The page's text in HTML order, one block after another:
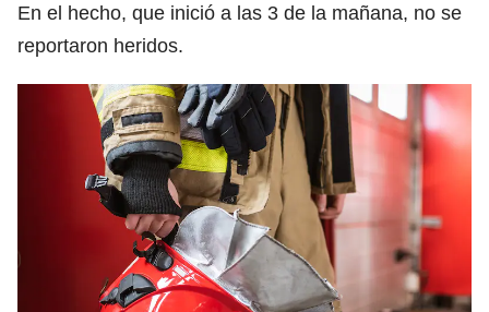
En el hecho, que inició a las 3 de la mañana, no se
reportaron heridos.